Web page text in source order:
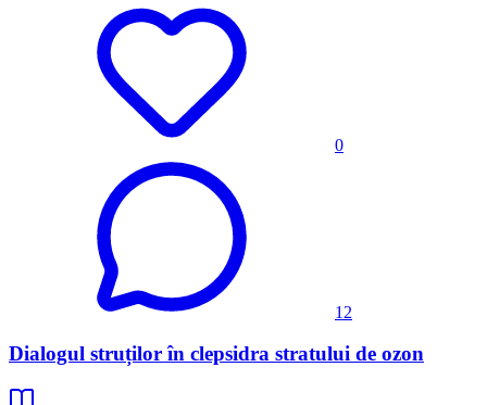
0
12
Dialogul struților în clepsidra stratului de ozon